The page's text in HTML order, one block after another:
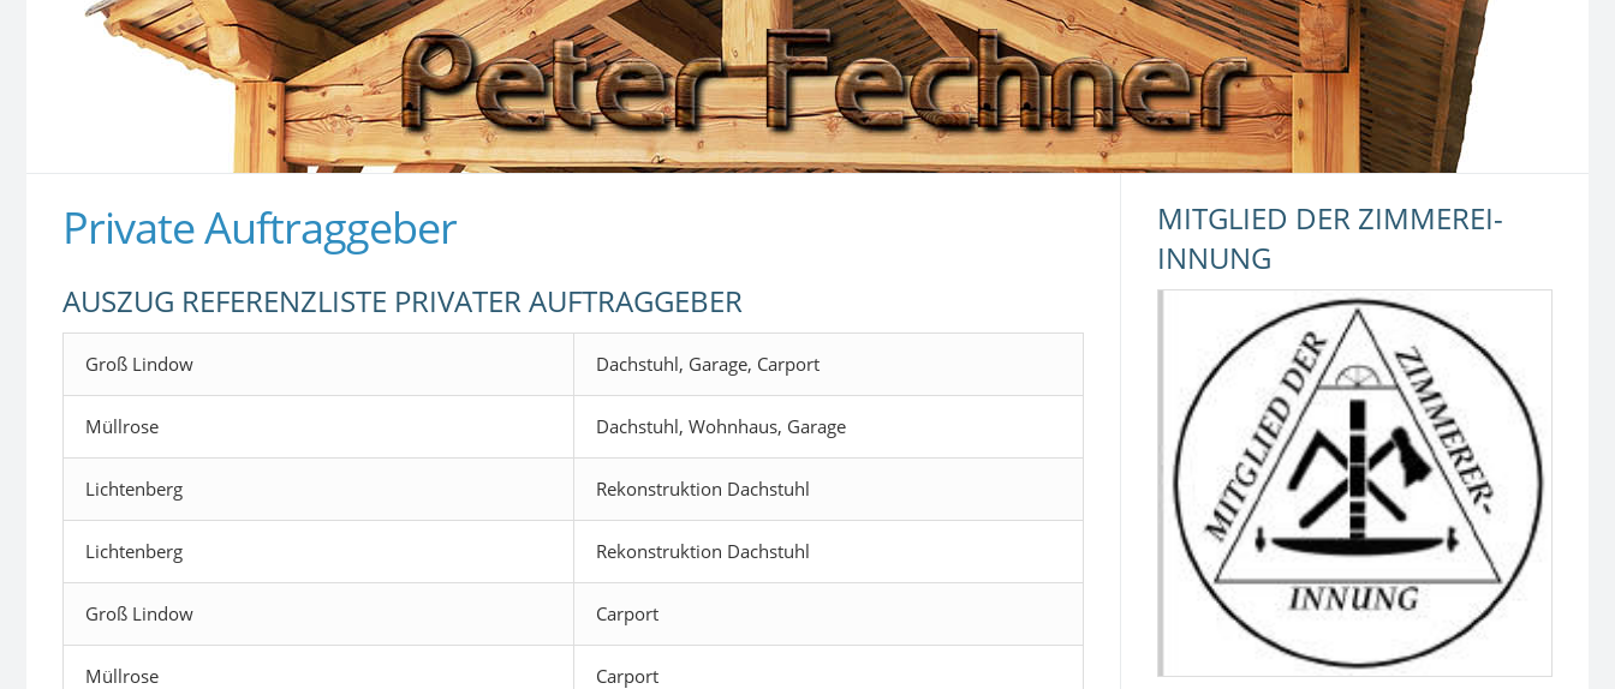
Private Auftraggeber
AUSZUG REFERENZLISTE PRIVATER AUFTRAGGEBER
Groß Lindow Dachstuhl, Garage, Carport
Müllrose Dachstuhl, Wohnhaus, Garage
Lichtenberg Rekonstruktion Dachstuhl
Lichtenberg Rekonstruktion Dachstuhl
Groß Lindow Carport
Müllrose Carport
MITGLIED DER ZIMMEREI-
INNUNG